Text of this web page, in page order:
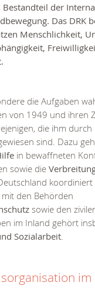
der
Das DRK
Menschlichkeit,
die Aufgaben
von 1949 und ihren
die ihm
sind. Dazu
in bewaffneten
sowie die
koordiniert
den Behörden
sowie den
im Inland gehört
Sozialarbeit